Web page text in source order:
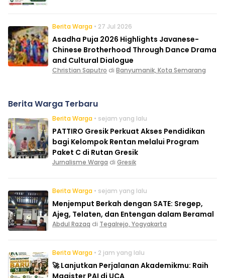
Berita Warga • 27 Jul 2026
Asadha Puja 2026 Highlights Javanese-
Chinese Brotherhood Through Dance Drama
and Cultural Dialogue
Christian Saputro di Banyumanik, Kota Semarang
Berita Warga Terbaru
Berita Warga • sejam yang lalu
PATTIRO Gresik Perkuat Akses Pendidikan
bagi Kelompok Rentan melalui Program
Paket C di Rutan Gresik
Jurnalisme Warga di Gresik
Berita Warga • sejam yang lalu
Menjemput Berkah dengan SATE: Sregep,
Ajeg, Telaten, dan Entengan dalam Beramal
Abdul Razaq di Tegalrejo, Yogyakarta
Berita Warga • 2 jam yang lalu
🚀 Lanjutkan Perjalanan Akademikmu: Raih
Magister PAI di UCA